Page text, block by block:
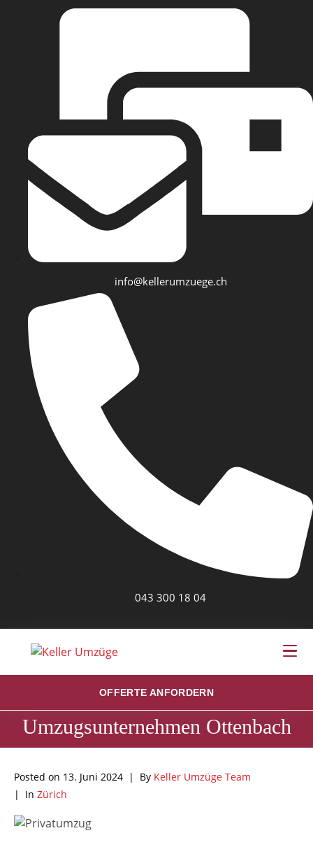
info@kellerumzuege.ch
043 300 18 04
OFFERTE ANFORDERN
Umzugsunternehmen Ottenbach
Posted on 13. Juni 2024 By Keller Umzüge Team
In Zürich